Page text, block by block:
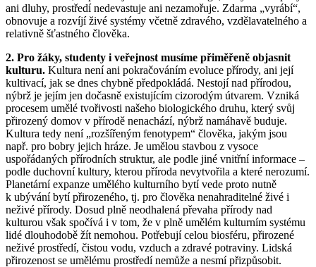
ani dluhy, prostředí nedevastuje ani nezamořuje. Zdarma „vyrábí“,
obnovuje a rozvíjí živé systémy včetně zdravého, vzdělavatelného a
relativně šťastného člověka.
2. Pro žáky, studenty i veřejnost musíme přiměřeně objasnit
kulturu. Kultura není ani pokračováním evoluce přírody, ani její
kultivací, jak se dnes chybně předpokládá. Nestojí nad přírodou,
nýbrž je jejím jen dočasně existujícím cizorodým útvarem. Vzniká
procesem umělé tvořivosti našeho biologického druhu, který svůj
přirozený domov v přírodě nenachází, nýbrž namáhavě buduje.
Kultura tedy není „rozšířeným fenotypem“ člověka, jakým jsou
např. pro bobry jejich hráze. Je umělou stavbou z vysoce
uspořádaných přírodních struktur, ale podle jiné vnitřní informace –
podle duchovní kultury, kterou příroda nevytvořila a které nerozumí.
Planetární expanze umělého kulturního bytí vede proto nutně
k ubývání bytí přirozeného, tj. pro člověka nenahraditelné živé i
neživé přírody. Dosud plně neodhalená převaha přírody nad
kulturou však spočívá i v tom, že v plně umělém kulturním systému
lidé dlouhodobě žít nemohou. Potřebují celou biosféru, přirozené
neživé prostředí, čistou vodu, vzduch a zdravé potraviny. Lidská
přirozenost se umělému prostředí nemůže a nesmí přizpůsobit.